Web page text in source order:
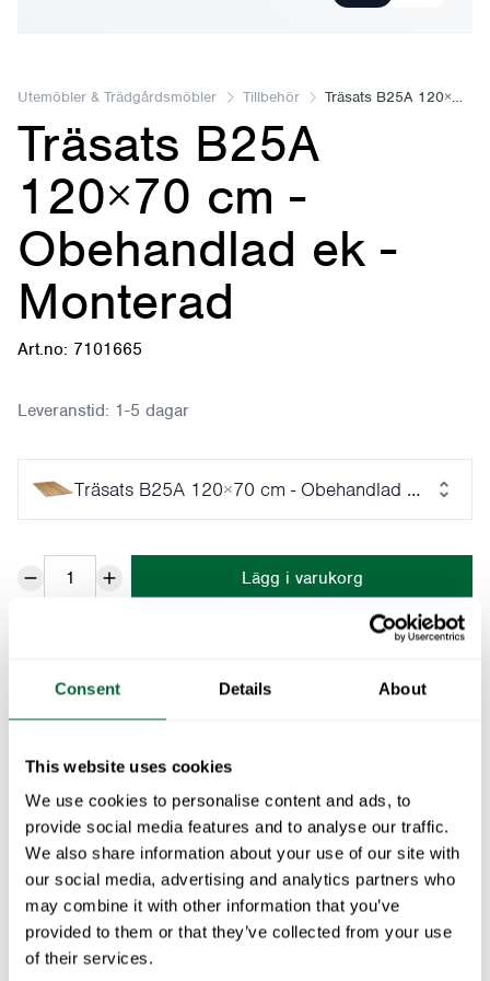
Consent Details About
This website uses cookies
We use cookies to personalise content and ads, to
provide social media features and to analyse our traffic.
We also share information about your use of our site with
our social media, advertising and analytics partners who
may combine it with other information that you’ve
provided to them or that they’ve collected from your use
of their services.
Utemöbler & Trädgårdsmöbler Tillbehör Träsats B25A 120×70 cm
Träsats B25A
120×70 cm -
Obehandlad ek -
Monterad
Art.no: 7101665
Leveranstid: 1-5 dagar
Träsats B25A 120×70 cm - Obehandlad ek -
Lägg i varukorg
utmärkt val för dig som vill ha en slitstark och naturlig
träyta. Eken erbjuder lång hållbarhet och utvecklar en
B25A 120cm
Specifikationer
Bredd:
120 cm
Djup:
70 cm
Vikt:
Dokument
» catalogue_grythyttan_2026_se.pdf
Underhåll